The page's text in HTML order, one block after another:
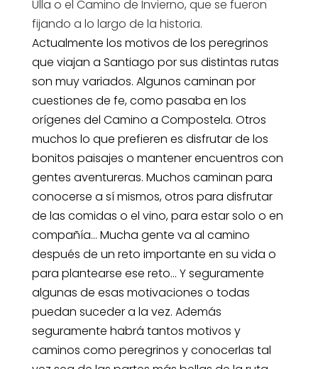
Ulla o el Camino de Invierno, que se fueron
fijando a lo largo de la historia.
Actualmente los motivos de los peregrinos
que viajan a Santiago por sus distintas rutas
son muy variados. Algunos caminan por
cuestiones de fe, como pasaba en los
orígenes del Camino a Compostela. Otros
muchos lo que prefieren es disfrutar de los
bonitos paisajes o mantener encuentros con
gentes aventureras. Muchos caminan para
conocerse a sí mismos, otros para disfrutar
de las comidas o el vino, para estar solo o en
compañía… Mucha gente va al camino
después de un reto importante en su vida o
para plantearse ese reto… Y seguramente
algunas de esas motivaciones o todas
puedan suceder a la vez. Además
seguramente habrá tantos motivos y
caminos como peregrinos y conocerlas tal